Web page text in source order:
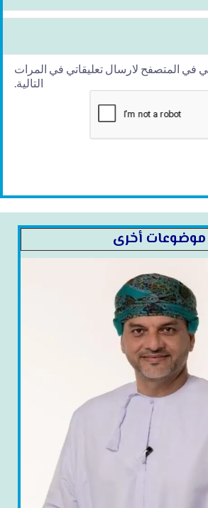
في المتصفح لارسال تعليقاتي في المرات
التالية.
موضوعات أخرى